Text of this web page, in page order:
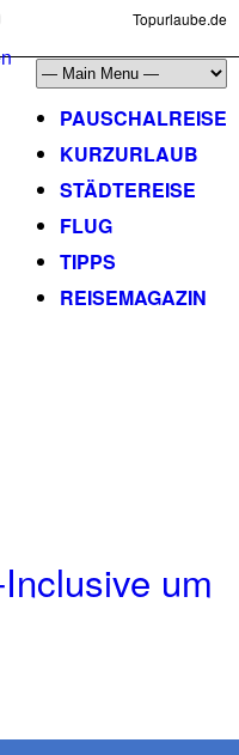
Topurlaube.de
PAUSCHALREISE
KURZURLAUB
STÄDTEREISE
FLUG
TIPPS
REISEMAGAZIN
um